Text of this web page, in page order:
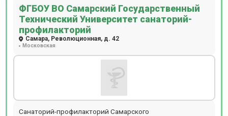
ФГБОУ ВО Самарский Государственный
Технический Университет санаторий-
профилакторий
Самара, Революционная, д. 42
Московская
Санаторий-профилакторий Самарского